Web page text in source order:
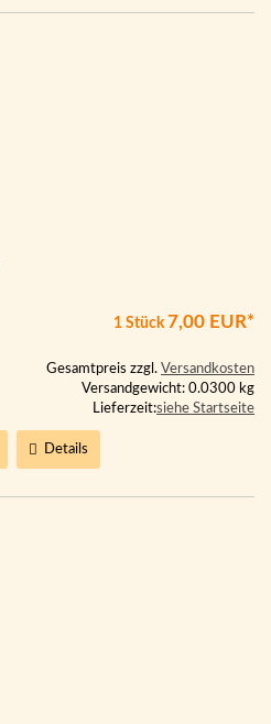
1 Stück 7,00 EUR*
Gesamtpreis zzgl. Versandkosten
Versandgewicht: 0.0300 kg
Lieferzeit:siehe Startseite
Details